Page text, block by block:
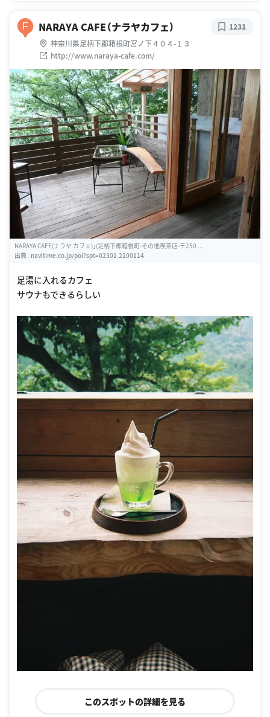
F NARAYA CAFE（ナラヤカフェ）
神奈川県足柄下郡箱根町宮ノ下４０４-１３
http://www.naraya-cafe.com/
1231
NARAYA CAFE(ナラヤ カフェ)」(足柄下郡箱根町-その他喫茶店-〒250 ...
出典： navitime.co.jp/poi?spt=02301.2100114
足湯に入れるカフェ
サウナもできるらしい
このスポットの詳細を見る